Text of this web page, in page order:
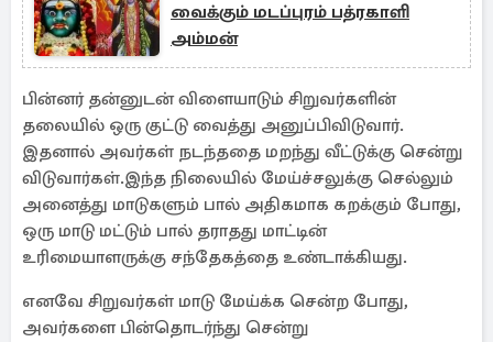
வைக்கும் மடப்புரம் பத்ரகாளி
அம்மன்
பின்னர் தன்னுடன் விளையாடும் சிறுவர்களின்
தலையில் ஒரு குட்டு வைத்து அனுப்பிவிடுவார்.
இதனால் அவர்கள் நடந்ததை மறந்து வீட்டுக்கு சென்று
விடுவார்கள்.இந்த நிலையில் மேய்ச்சலுக்கு செல்லும்
அனைத்து மாடுகளும் பால் அதிகமாக கறக்கும் போது,
ஒரு மாடு மட்டும் பால் தராதது மாட்டின்
உரிமையாளருக்கு சந்தேகத்தை உண்டாக்கியது.
எனவே சிறுவர்கள் மாடு மேய்க்க சென்ற போது,
அவர்களை பின்தொடர்ந்து சென்று